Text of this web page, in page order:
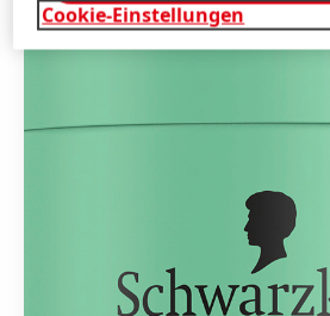
Cookie-Einstellungen